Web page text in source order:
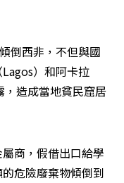
倒西非，不但與國
）和阿卡拉
，造成當地貧民窟居
商，假借出口給學
危險廢棄物傾倒到